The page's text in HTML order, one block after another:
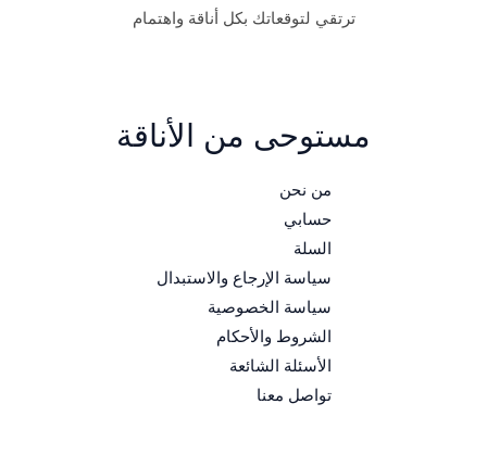
ترتقي لتوقعاتك بكل أناقة واهتمام
مستوحى من الأناقة
من نحن
حسابي
السلة
سياسة الإرجاع والاستبدال
سياسة الخصوصية
الشروط والأحكام
الأسئلة الشائعة
تواصل معنا